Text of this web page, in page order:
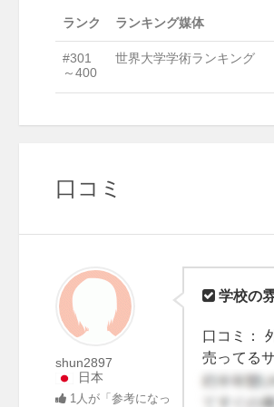
ランク ランキング媒体
#301
～400
世界大学学術ランキング
口コミ
shun2897
日本
1人が「参考になっ
学校の
口コミ
売ってる
かでルー